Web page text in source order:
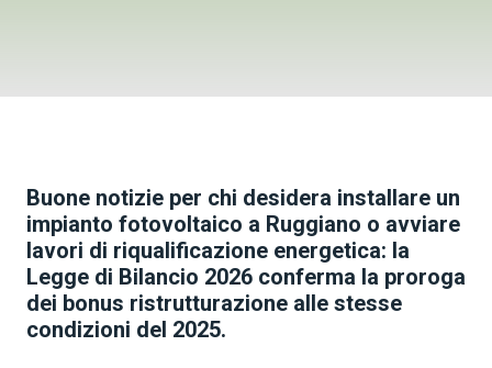
Buone notizie per chi desidera installare un
impianto fotovoltaico a Ruggiano o avviare
lavori di riqualificazione energetica: la
Legge di Bilancio 2026 conferma la proroga
dei bonus ristrutturazione alle stesse
condizioni del 2025.